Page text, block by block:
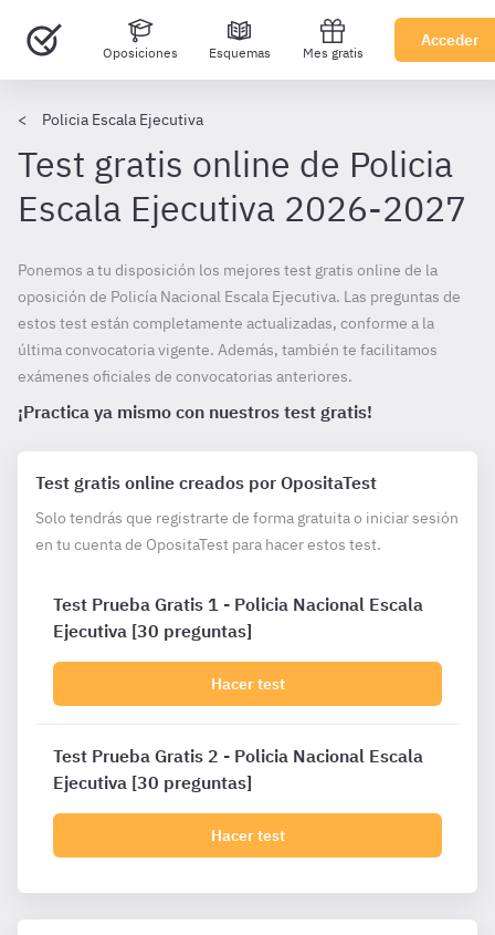
Oposiciones Esquemas Mes gratis
Acceder
Policia Escala Ejecutiva
Test gratis online de Policia
Escala Ejecutiva 2026-2027
Ponemos a tu disposición los mejores test gratis online de la
oposición de Policía Nacional Escala Ejecutiva. Las preguntas de
estos test están completamente actualizadas, conforme a la
última convocatoria vigente. Además, también te facilitamos
exámenes oficiales de convocatorias anteriores.
¡Practica ya mismo con nuestros test gratis!
Test gratis online creados por OpositaTest
Solo tendrás que registrarte de forma gratuita o iniciar sesión
en tu cuenta de OpositaTest para hacer estos test.
Test Prueba Gratis 1 - Policia Nacional Escala
Ejecutiva [30 preguntas]
Hacer test
Test Prueba Gratis 2 - Policia Nacional Escala
Ejecutiva [30 preguntas]
Hacer test